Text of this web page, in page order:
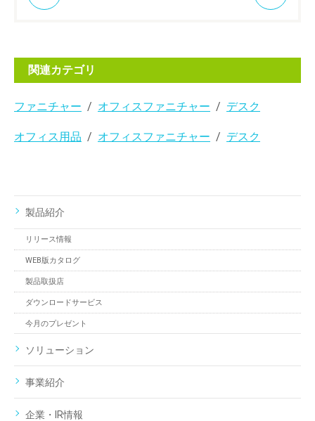
関連カテゴリ
ファニチャー オフィスファニチャー デスク
オフィス用品 オフィスファニチャー デスク
製品紹介
リリース情報
WEB版カタログ
製品取扱店
ダウンロードサービス
今月のプレゼント
ソリューション
事業紹介
企業・IR情報